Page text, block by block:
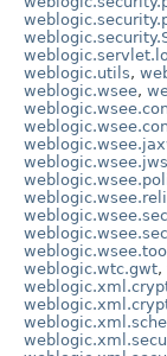
weblogic.utils,
weblogic.wsee,
weblogic.wtc.gwt,